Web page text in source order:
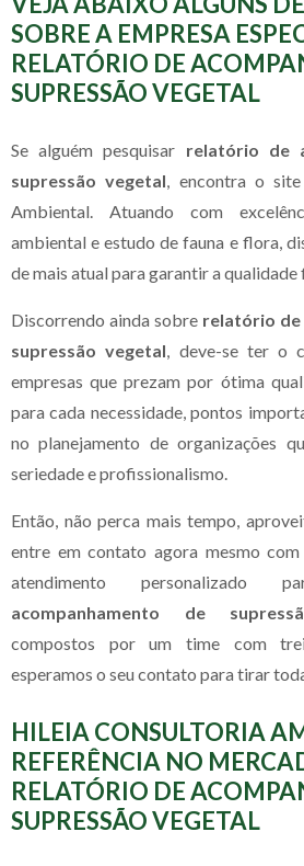
SOBRE A EMPRESA
RELATÓRIO DE
SUPRESSÃO VEGETAL
Se alguém pesquisar relatório de
supressão vegetal, encontra o
Ambiental. Atuando com
ambiental e estudo de fauna e flora,
de mais atual para garantir a qualidade
Discorrendo ainda sobre relatório de
supressão vegetal, deve-se ter o
empresas que prezam por ótima
para cada necessidade, pontos
no planejamento de organizações
seriedade e profissionalismo.
Então, não perca mais tempo,
entre em contato agora mesmo
atendimento personalizado
acompanhamento de
compostos por um time com
esperamos o seu contato para tirar
HILEIA CONSULTORIA
REFERÊNCIA NO
RELATÓRIO DE
SUPRESSÃO VEGETAL